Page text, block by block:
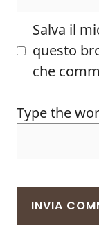
Salva il
questo
che
Type the